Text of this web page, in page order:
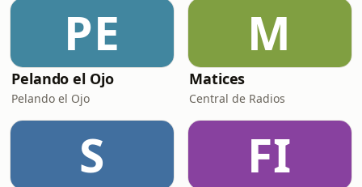
PE
Pelando el Ojo
Pelando el Ojo
M
Matices
Central de Radios
S FI